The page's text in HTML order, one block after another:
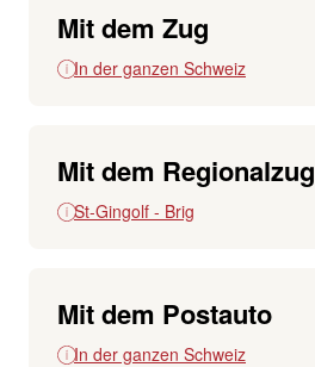
Mit dem Zug
In der ganzen Schweiz
Mit dem Regionalzug
St-Gingolf - Brig
Mit dem Postauto
In der ganzen Schweiz